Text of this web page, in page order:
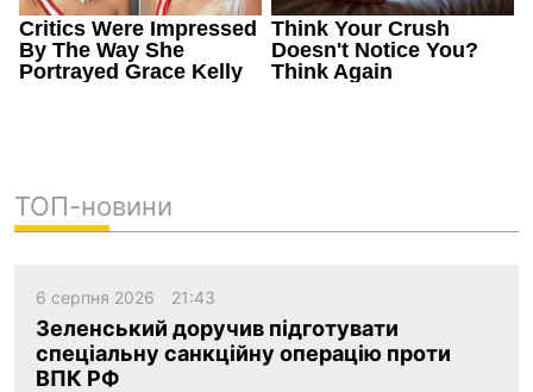
ТОП-новини
6 серпня 2026 21:43
Зеленський доручив підготувати
спеціальну санкційну операцію проти
ВПК РФ